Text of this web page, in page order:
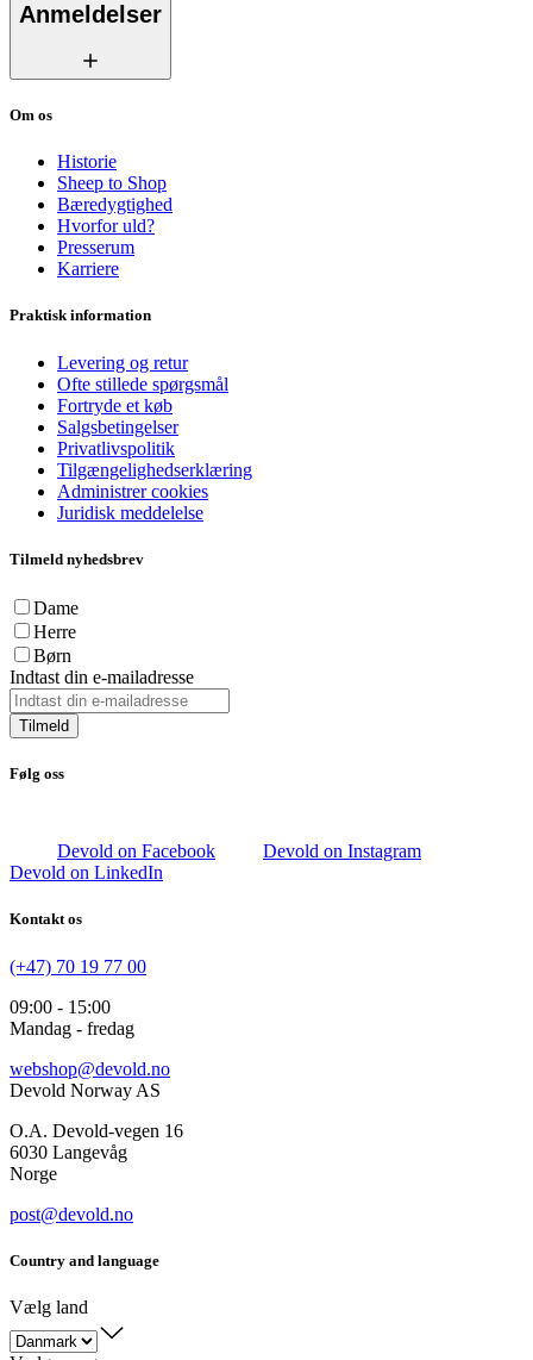
Anmeldelser
Om os
Historie
Sheep to Shop
Bæredygtighed
Hvorfor uld?
Presserum
Karriere
Praktisk information
Levering og retur
Ofte stillede spørgsmål
Fortryde et køb
Salgsbetingelser
Privatlivspolitik
Tilgængelighedserklæring
Administrer cookies
Juridisk meddelelse
Tilmeld nyhedsbrev
Dame
Herre
Børn
Indtast din e-mailadresse
Tilmeld
Følg oss
Devold on Facebook
Devold on Instagram
Devold on LinkedIn
Kontakt os
(+47) 70 19 77 00
09:00 - 15:00
Mandag - fredag
webshop@devold.no
Devold Norway AS
O.A. Devold-vegen 16
6030 Langevåg
Norge
post@devold.no
Country and language
Vælg land